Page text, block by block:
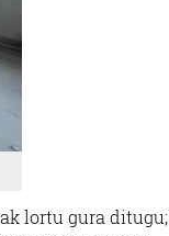
lortu gura ditugu;